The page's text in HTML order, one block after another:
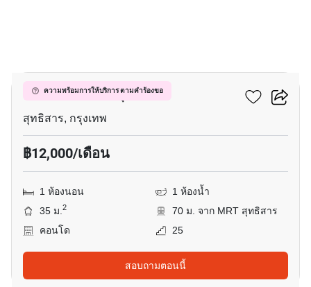
ความพร้อมการให้บริการ ตามคำร้องขอ
เซ็นทริค รัชดา-สุทธิสาร
สุทธิสาร, กรุงเทพ
฿12,000/เดือน
1 ห้องนอน
1 ห้องน้ำ
35 ม.2
70 ม. จาก MRT สุทธิสาร
คอนโด
25
สอบถามตอนนี้